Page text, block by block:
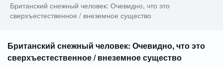
Британский снежный человек: Очевидно, что это
сверхъестественное / внеземное существо
Британский снежный человек: Очевидно, что это
сверхъестественное / внеземное существо